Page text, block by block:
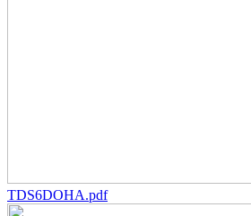
TDS6DOHA.pdf